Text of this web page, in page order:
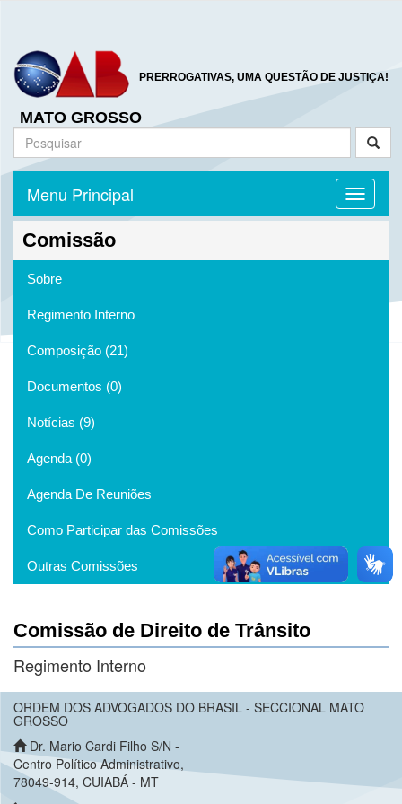
PRERROGATIVAS, UMA QUESTÃO DE JUSTIÇA!
MATO GROSSO
Toggle
Menu Principal
Comissão
Sobre
Regimento Interno
Composição (21)
Documentos (0)
Notícias (9)
Agenda (0)
Agenda De Reuniões
Como Participar das Comissões
Outras Comissões
Comissão de Direito de Trânsito
Regimento Interno
ORDEM DOS ADVOGADOS DO BRASIL - SECCIONAL MATO
GROSSO
Dr. Mario Cardi Filho S/N -
Centro Político Administrativo,
78049-914, CUIABÁ - MT